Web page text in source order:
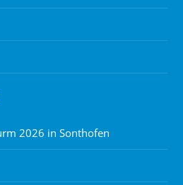
2026 in Sonthofen